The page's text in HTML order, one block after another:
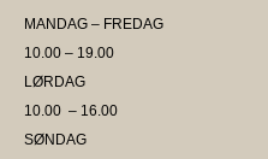
MANDAG – FREDAG
10.00 – 19.00
LØRDAG
10.00 – 16.00
SØNDAG